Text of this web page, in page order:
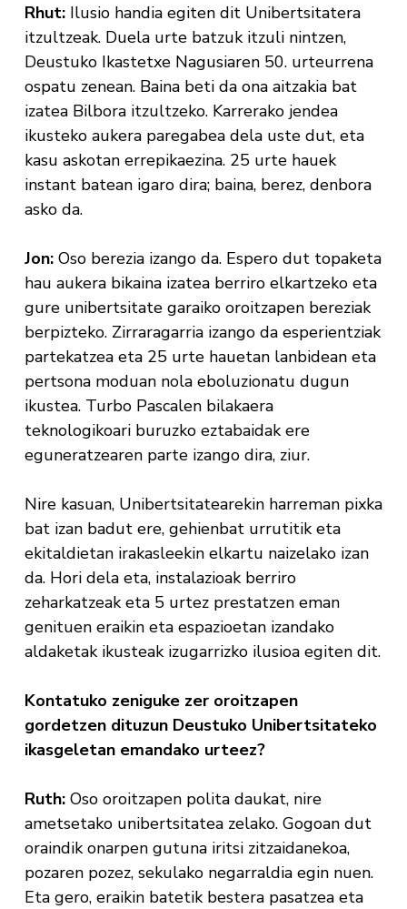
Rhut:Ilusio handia egiten dit Unibertsitatera
itzultzeak. Duela urte batzuk itzuli nintzen,
Deustuko Ikastetxe Nagusiaren 50. urteurrena
ospatu zenean. Baina beti da ona aitzakia bat
izatea Bilbora itzultzeko. Karrerako jendea
ikusteko aukera paregabea dela uste dut, eta
kasu askotan errepikaezina. 25 urte hauek
instant batean igaro dira; baina, berez, denbora
asko da.
Jon: Oso berezia izango da. Espero dut topaketa
hau aukera bikaina izatea berriro elkartzeko eta
gure unibertsitate garaiko oroitzapen bereziak
berpizteko. Zirraragarria izango da esperientziak
partekatzea eta 25 urte hauetan lanbidean eta
pertsona moduan nola eboluzionatu dugun
ikustea. Turbo Pascalen bilakaera
teknologikoari buruzko eztabaidak ere
eguneratzearen parte izango dira, ziur.
Nire kasuan, Unibertsitatearekin harreman pixka
bat izan badut ere, gehienbat urrutitik eta
ekitaldietan irakasleekin elkartu naizelako izan
da. Hori dela eta, instalazioak berriro
zeharkatzeak eta 5 urtez prestatzen eman
genituen eraikin eta espazioetan izandako
aldaketak ikusteak izugarrizko ilusioa egiten dit.
Kontatuko zeniguke zer oroitzapen
gordetzen dituzun Deustuko Unibertsitateko
ikasgeletan emandako urteez?
Ruth:Oso oroitzapen polita daukat, nire
ametsetako unibertsitatea zelako. Gogoan dut
oraindik onarpen gutuna iritsi zitzaidanekoa,
pozaren pozez, sekulako negarraldia egin nuen.
Eta gero, eraikin batetik bestera pasatzea eta